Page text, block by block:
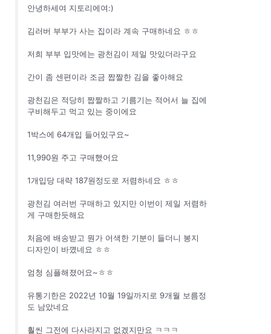
안녕하세여 지토리에여:)
김러버 부부가 사는 집이라 계속 구매하네요 ㅎㅎ
저희 부부 입맛에는 광천김이 제일 맛있더라구요
간이 좀 센편이라 조금 짭짤한 김을 좋아해요
광천김은 적당히 짭짤하고 기름기는 적어서 늘 집에
구비해두고 먹고 있는 중이에요
1박스에 64개입 들어있구요~
11,990원 주고 구매했어요
1개입당 대략 187원정도로 저렴하네요 ㅎㅎ
광천김 여러번 구매하고 있지만 이번이 제일 저렴하
게 구매한듯해요
처음에 배송받고 뭔가 어색한 기분이 들더니 봉지
디자인이 바꼈네요 ㅎㅎ
엄청 심플해졌어요~ㅎㅎ
유통기한은 2022년 10월 19일까지로 9개월 보름정
도 남았네요
훨씬 그전에 다사라지고 없겠지만요 ㅋㅋㅋ